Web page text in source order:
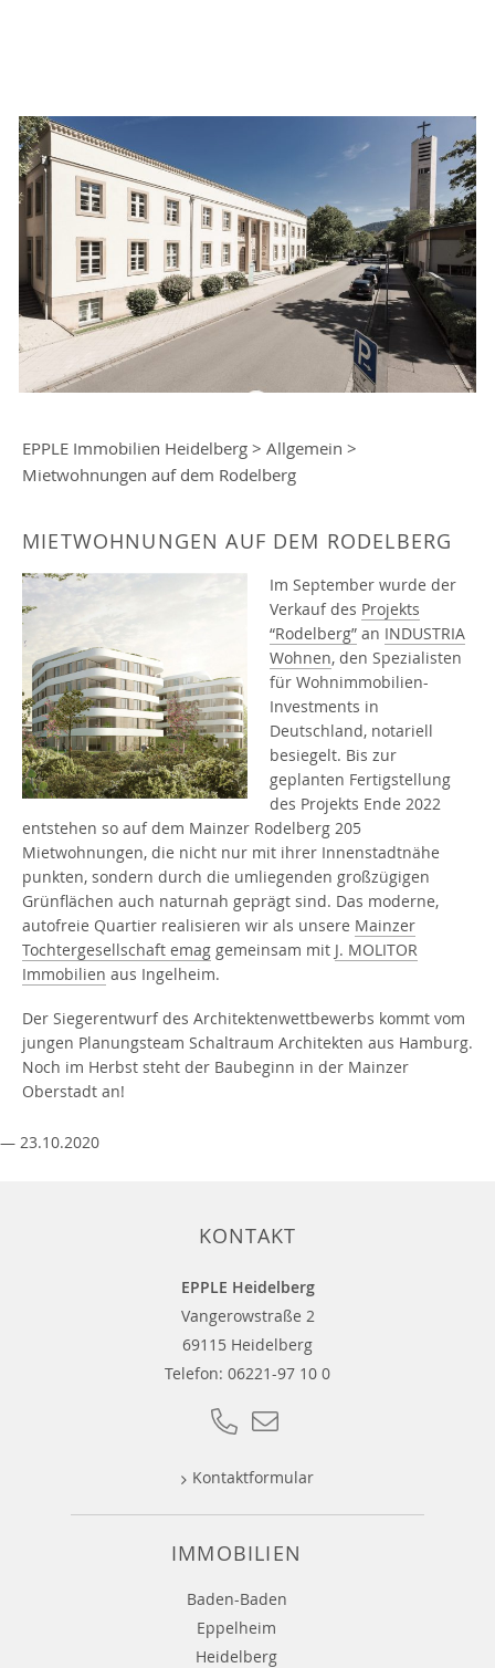
EPPLE Immobilien Heidelberg > Allgemein >
Mietwohnungen auf dem Rodelberg
MIETWOHNUNGEN AUF DEM RODELBERG
Im September wurde der
Verkauf des Projekts
“Rodelberg” an INDUSTRIA
Wohnen, den Spezialisten
für Wohnimmobilien-
Investments in
Deutschland, notariell
besiegelt. Bis zur
geplanten Fertigstellung
des Projekts Ende 2022
entstehen so auf dem Mainzer Rodelberg 205
Mietwohnungen, die nicht nur mit ihrer Innenstadtnähe
punkten, sondern durch die umliegenden großzügigen
Grünflächen auch naturnah geprägt sind. Das moderne,
autofreie Quartier realisieren wir als unsere Mainzer
Tochtergesellschaft emag gemeinsam mit J. MOLITOR
Immobilien aus Ingelheim.
Der Siegerentwurf des Architektenwettbewerbs kommt vom
jungen Planungsteam Schaltraum Architekten aus Hamburg.
Noch im Herbst steht der Baubeginn in der Mainzer
Oberstadt an!
— 23.10.2020
KONTAKT
EPPLE Heidelberg
Vangerowstraße 2
69115 Heidelberg
Telefon: 06221-97 10 0
Kontaktformular
IMMOBILIEN
Baden-Baden
Eppelheim
Heidelberg